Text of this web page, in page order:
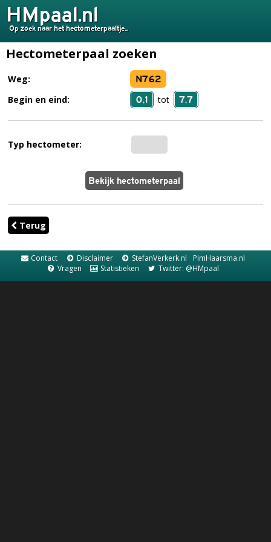
HMpaal.nl
Op zoek naar het hectometerpaaltje...
Hectometerpaal zoeken
Weg: N762
Begin en eind: 0,1 tot 7,7
Typ hectometer:
Terug
Contact Disclaimer StefanVerkerk.nl
PimHaarsma.nl
Vragen
Statistieken Twitter: @HMpaal